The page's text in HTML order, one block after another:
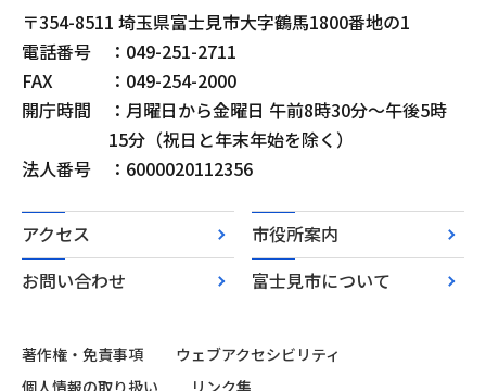
〒354-8511 埼玉県富士見市大字鶴馬1800番地の1
電話番号
：049-251-2711
FAX
：049-254-2000
開庁時間
：月曜日から金曜日 午前8時30分～午後5時
15分（祝日と年末年始を除く）
法人番号
：6000020112356
アクセス
市役所案内
お問い合わせ
富士見市について
著作権・免責事項
ウェブアクセシビリティ